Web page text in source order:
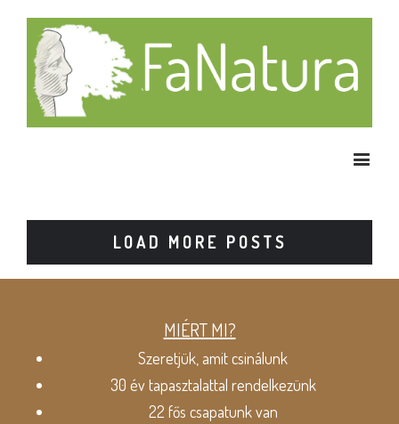
LOAD MORE POSTS
MIÉRT MI?
Szeretjük, amit csinálunk
30 év tapasztalattal rendelkezünk
22 fős csapatunk van